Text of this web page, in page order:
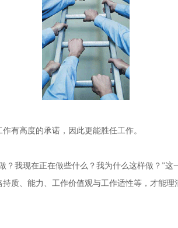
高度的承诺，因此更能胜任工作。
现在正在做些什么？我为什么这样做？”这
质、能力、工作价值观与工作适性等，才能理